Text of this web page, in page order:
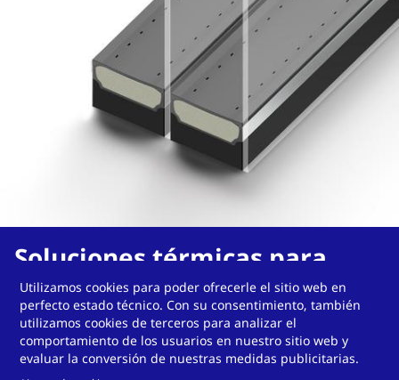
Soluciones térmicas para
cantos de vidrios aislantes
Utilizamos cookies para poder ofrecerle el sitio web en
perfecto estado técnico. Con su consentimiento, también
utilizamos cookies de terceros para analizar el
comportamiento de los usuarios en nuestro sitio web y
evaluar la conversión de nuestras medidas publicitarias.